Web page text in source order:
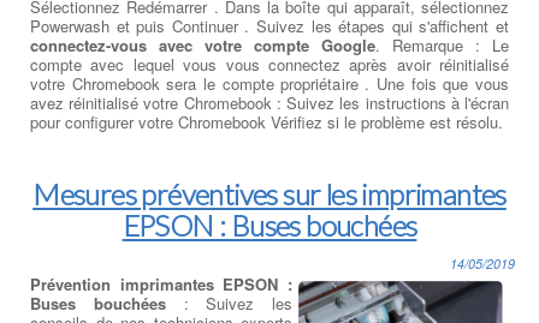
Sélectionnez Redémarrer . Dans la boîte qui apparaît, sélectionnez
Powerwash et puis Continuer . Suivez les étapes qui s'affichent et
connectez-vous avec votre compte Google. Remarque : Le
compte avec lequel vous vous connectez après avoir réinitialisé
votre Chromebook sera le compte propriétaire . Une fois que vous
avez réinitialisé votre Chromebook : Suivez les instructions à l'écran
pour configurer votre Chromebook Vérifiez si le problème est résolu.
Mesures préventives sur les imprimantes
EPSON : Buses bouchées
14/05/2019
Prévention imprimantes EPSON :
Buses bouchées: Suivez les